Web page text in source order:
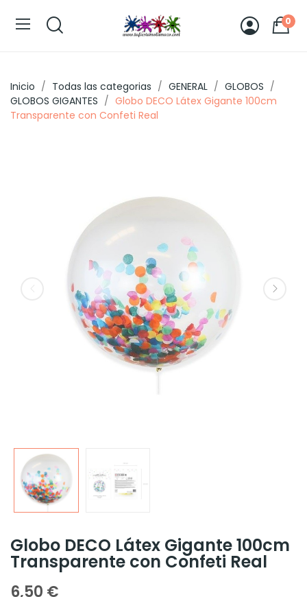
0
Inicio Todas las categorias GENERAL
GLOBOS
GLOBOS GIGANTES
Globo DECO Látex Gigante 100cm
Transparente con Confeti Real
Globo DECO Látex Gigante 100cm
Transparente con Confeti Real
6,50 €